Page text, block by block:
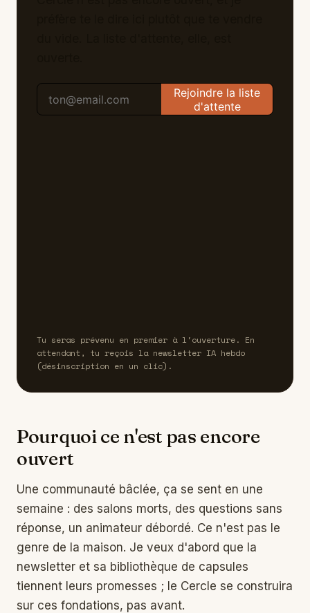
Tu seras prévenu en premier à l'ouverture. En
attendant, tu reçois la newsletter IA hebdo
(désinscription en un clic).
Pourquoi ce n'est pas encore
ouvert
Une communauté bâclée, ça se sent en une
semaine : des salons morts, des questions sans
réponse, un animateur débordé. Ce n'est pas le
genre de la maison. Je veux d'abord que la
newsletter et sa bibliothèque de capsules
tiennent leurs promesses ; le Cercle se construira
sur ces fondations, pas avant.